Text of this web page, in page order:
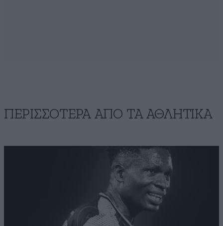
ΠΕΡΙΣΣΟΤΕΡΑ ΑΠΟ ΤA ΑΘΛΗΤΙΚΑ